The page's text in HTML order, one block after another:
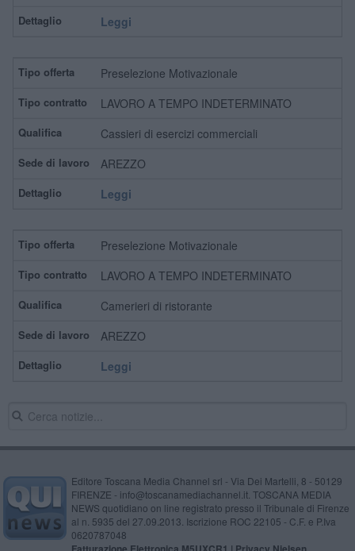
Leggi
Preselezione Motivazionale
LAVORO A TEMPO INDETERMINATO
Cassieri di esercizi commerciali
AREZZO
Leggi
Preselezione Motivazionale
LAVORO A TEMPO INDETERMINATO
Camerieri di ristorante
AREZZO
Leggi
Editore Toscana Media Channel srl - Via Dei Martelli, 8 - 50129
FIRENZE - info@toscanamediachannel.it. TOSCANA MEDIA
NEWS quotidiano on line registrato presso il Tribunale di Firenze
al n. 5935 del 27.09.2013. Iscrizione ROC 22105 - C.F. e P.Iva
0620787048